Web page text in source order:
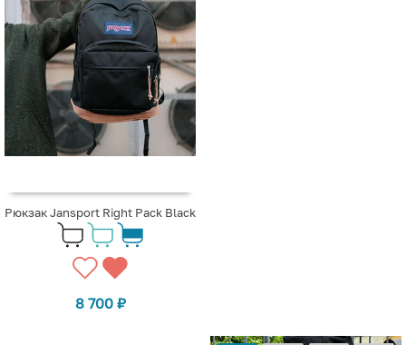
Рюкзак Jansport Right Pack Black
8 700 ₽